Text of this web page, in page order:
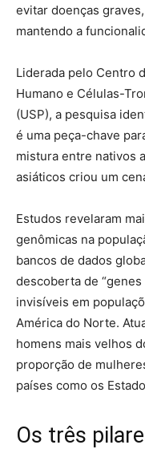
evitar doenças
mantendo a
Liderada pelo Centro
Humano e Células-
(USP), a pesquisa
é uma peça-chave
mistura entre nativos
asiáticos criou um
Estudos revelaram
genômicas na
bancos de dados
descoberta de
invisíveis em
América do Norte.
homens mais velhos
proporção de
países como os
Os três